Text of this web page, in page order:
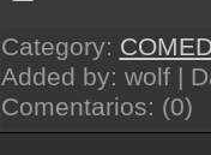
Category:
Added by: wolf |
Comentarios: (0)